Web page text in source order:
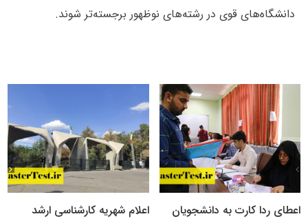
دانشگاه‌های قوی در رشته‌های نوظهور برجسته‌تر شوند.
اعطای ردا کارت به دانشجویان
اعلام شهریه کارشناسی ارشد